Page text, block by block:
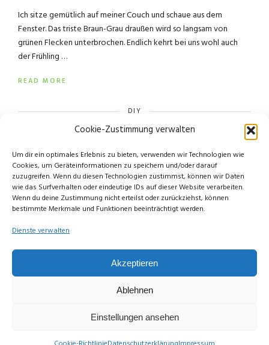
Cookie-Zustimmung verwalten
Um dir ein optimales Erlebnis zu bieten, verwenden wir Technologien wie
Cookies, um Geräteinformationen zu speichern und/oder darauf
zuzugreifen. Wenn du diesen Technologien zustimmst, können wir Daten
wie das Surfverhalten oder eindeutige IDs auf dieser Website verarbeiten.
Wenn du deine Zustimmung nicht erteilst oder zurückziehst, können
bestimmte Merkmale und Funktionen beeinträchtigt werden.
Dienste verwalten
Akzeptieren
Ablehnen
Einstellungen ansehen
Ich sitze gemütlich auf meiner Couch und schaue aus dem
Fenster. Das triste Braun-Grau draußen wird so langsam von
grünen Flecken unterbrochen. Endlich kehrt bei uns wohl auch
der Frühling …
READ MORE
DIY
© Copyright Limettengrün // Since 2015